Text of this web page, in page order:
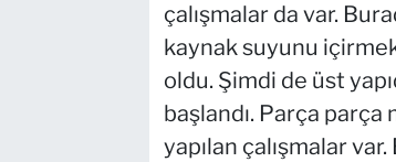
çalışmalar da var.
kaynak suyunu
oldu. Şimdi de üst
başlandı. Parça
yapılan çalışmalar